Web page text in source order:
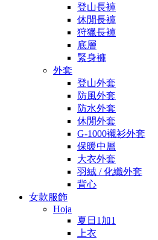
登山長褲
休閒長褲
狩獵長褲
底層
緊身褲
外套
登山外套
防風外套
防水外套
休閒外套
G-1000襯衫外套
保暖中層
大衣外套
羽絨 / 化纖外套
背心
女款服飾
Hoja
夏日1加1
上衣